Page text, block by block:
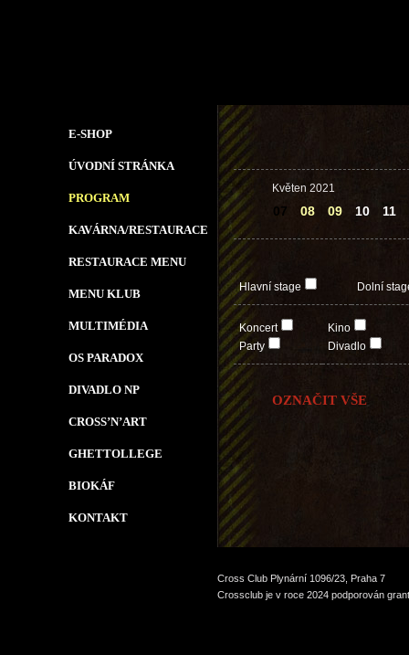
E-SHOP
ÚVODNÍ STRÁNKA
PROGRAM
KAVÁRNA/RESTAURACE
RESTAURACE MENU
MENU KLUB
MULTIMÉDIA
OS PARADOX
DIVADLO NP
CROSS’N’ART
GHETTOLLEGE
BIOKÁF
KONTAKT
Květen 2021
07 08 09 10 11
Hlavní stage Dolní
Koncert
Party
Kino
Divadlo
OZNAČIT VŠE
Cross Club Plynární 1096/23, Praha 7
Crossclub je v roce 2024 podporován